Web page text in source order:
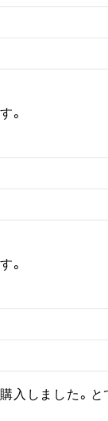
。
。
入しました。